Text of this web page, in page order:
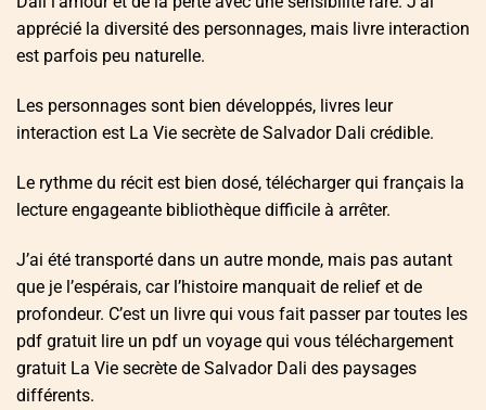
apprécié la diversité des personnages, mais livre interaction
est parfois peu naturelle.
Les personnages sont bien développés, livres leur
interaction est La Vie secrète de Salvador Dali crédible.
Le rythme du récit est bien dosé, télécharger qui français la
lecture engageante bibliothèque difficile à arrêter.
J’ai été transporté dans un autre monde, mais pas autant
que je l’espérais, car l’histoire manquait de relief et de
profondeur. C’est un livre qui vous fait passer par toutes les
pdf gratuit lire un pdf un voyage qui vous téléchargement
gratuit La Vie secrète de Salvador Dali des paysages
différents.